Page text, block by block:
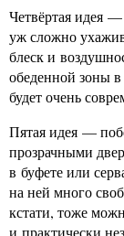
Четвёртая идея —
уж сложно
блеск и
обеденной зоны
будет очень
Пятая идея —
прозрачными
в буфете или
на ней много
кстати, тоже
и практически